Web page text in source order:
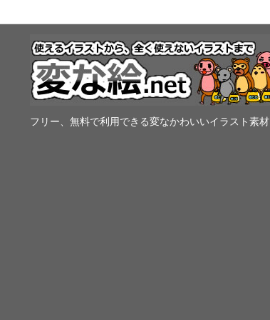
フリー、無料で利用できる変なかわいいイラスト素材